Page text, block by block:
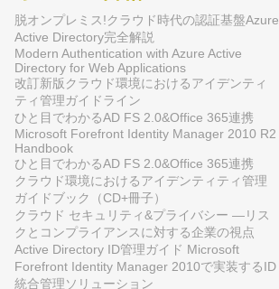
脱オンプレミス!クラウド時代の認証基盤Azure
Active Directory完全解説
Modern Authentication with Azure Active
Directory for Web Applications
改訂新版クラウド環境におけるアイデンティ
ティ管理ガイドライン
ひと目でわかるAD FS 2.0&Office 365連携
Microsoft Forefront Identity Manager 2010 R2
Handbook
ひと目でわかるAD FS 2.0&Office 365連携
クラウド環境におけるアイデンティティ管理
ガイドブック（CD+冊子）
クラウド セキュリティ&プライバシー ―リス
クとコンプライアンスに対する企業の視点
Active Directory ID管理ガイド Microsoft
Forefront Identity Manager 2010で実装するID
統合管理ソリューション